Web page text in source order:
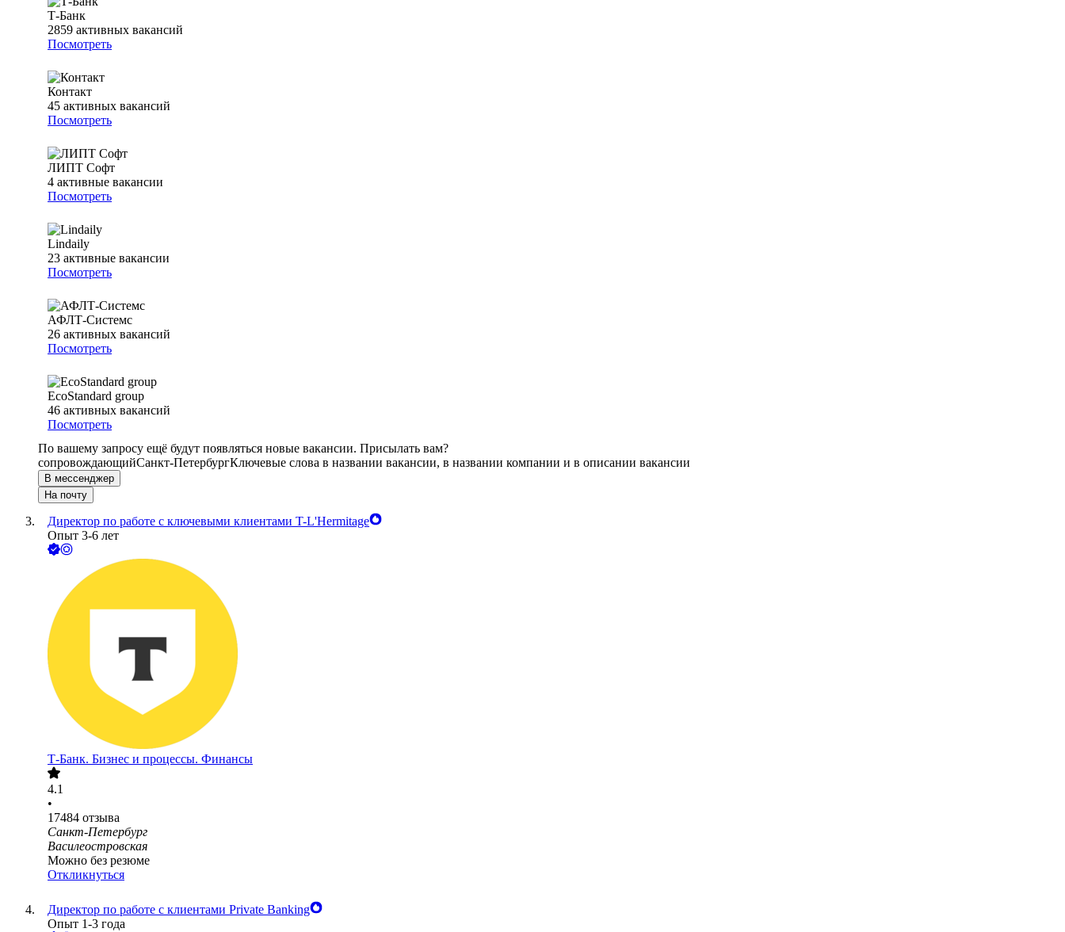
Т-Банк
2859 активных вакансий
Посмотреть
Контакт
45 активных вакансий
Посмотреть
ЛИПТ Софт
4 активные вакансии
Посмотреть
Lindaily
23 активные вакансии
Посмотреть
АФЛТ-Системс
26 активных вакансий
Посмотреть
EcoStandard group
46 активных вакансий
Посмотреть
По вашему запросу ещё будут появляться новые вакансии. Присылать вам?
сопровождающийСанкт-ПетербургКлючевые слова в названии вакансии, в названии компании и в описании вакансии
В мессенджер
На почту
Директор по работе с ключевыми клиентами T-L'Hermitage
Опыт 3-6 лет
Т-Банк. Бизнес и процессы. Финансы
4.1
•
17484 отзыва
Санкт-Петербург
Василеостровская
Можно без резюме
Откликнуться
Директор по работе с клиентами Private Banking
Опыт 1-3 года